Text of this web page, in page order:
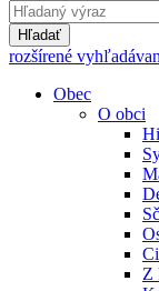
Hľadať
rozšírené
Obec
O obci
Z